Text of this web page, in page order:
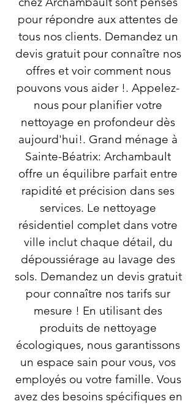
pour répondre aux attentes de
tous nos clients. Demandez un
devis gratuit pour connaître nos
offres et voir comment nous
pouvons vous aider !. Appelez-
nous pour planifier votre
nettoyage en profondeur dès
aujourd'hui!. Grand ménage à
Sainte-Béatrix: Archambault
offre un équilibre parfait entre
rapidité et précision dans ses
services. Le nettoyage
résidentiel complet dans votre
ville inclut chaque détail, du
dépoussiérage au lavage des
sols. Demandez un devis gratuit
pour connaître nos tarifs sur
mesure ! En utilisant des
produits de nettoyage
écologiques, nous garantissons
un espace sain pour vous, vos
employés ou votre famille. Vous
avez des besoins spécifiques en